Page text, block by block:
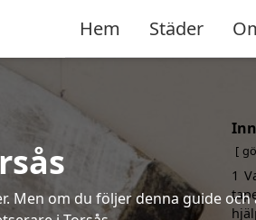
Hem Städer
Men om du följer denna guide
1